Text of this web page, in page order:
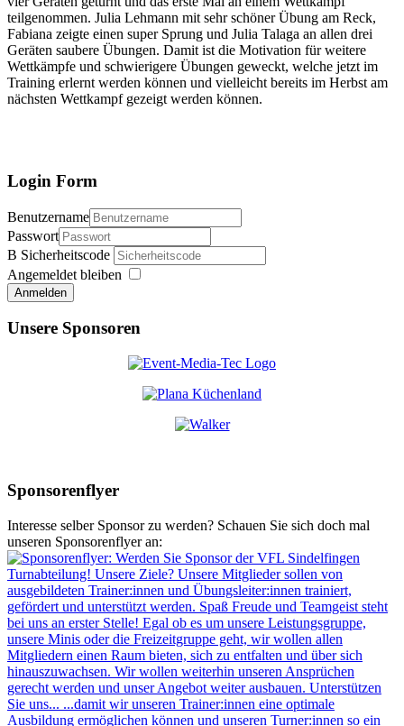
teilgenommen. Julia Lehmann mit sehr schöner Übung am Reck,
Fabiana zeigte einen super Sprung und Julia Talaga an allen drei
Geräten saubere Übungen. Damit ist die Motivation für weitere
Wettkämpfe und schwierigere Übungen geweckt, welche jetzt im
Training erlernt werden können und vielleicht bereits im Herbst am
nächsten Wettkampf gezeigt werden können.
Login Form
Benutzername
Passwort
Sicherheitscode
Angemeldet bleiben
Anmelden
Unsere Sponsoren
Sponsorenflyer
Interesse selber Sponsor zu werden? Schauen Sie sich doch mal
unseren Sponsorenflyer an: